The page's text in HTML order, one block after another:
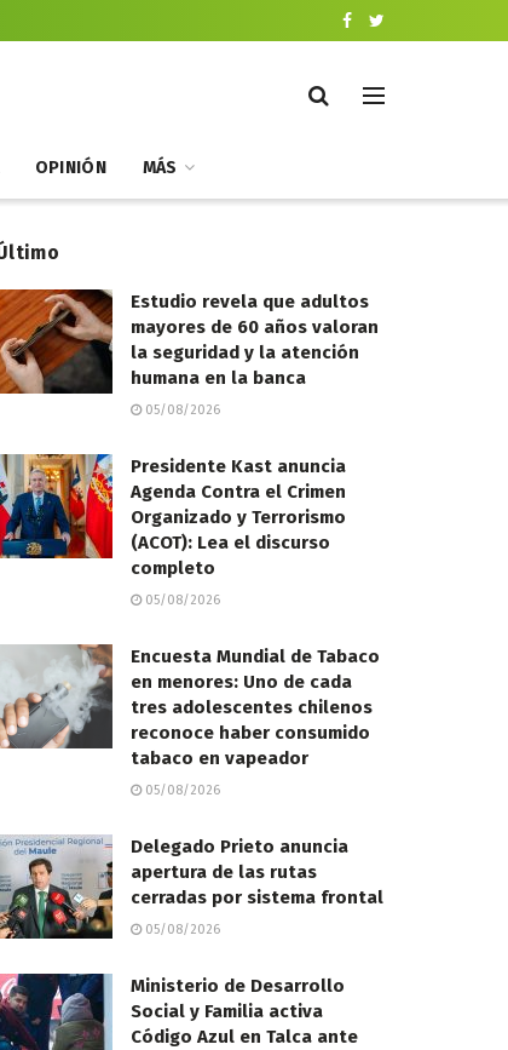
OPINIÓN MÁS
Estudio revela que adultos
mayores de 60 años valoran
la seguridad y la atención
humana en la banca
05/08/2026
Presidente Kast anuncia
Agenda Contra el Crimen
Organizado y Terrorismo
(ACOT): Lea el discurso
completo
05/08/2026
Encuesta Mundial de Tabaco
en menores: Uno de cada
tres adolescentes chilenos
reconoce haber consumido
tabaco en vapeador
05/08/2026
Delegado Prieto anuncia
apertura de las rutas
cerradas por sistema frontal
05/08/2026
Ministerio de Desarrollo
Social y Familia activa
Código Azul en Talca ante